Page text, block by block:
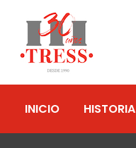
INICIO HISTORIA